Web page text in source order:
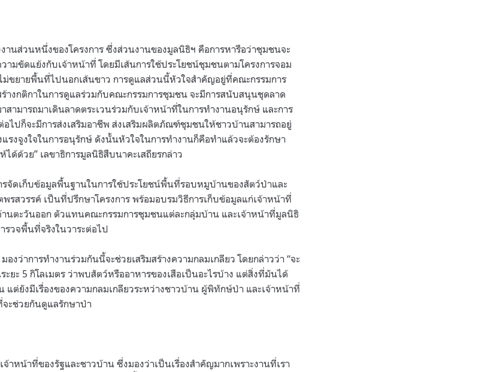
านส่วนหนึ่งของโครงการ ซึ่งส่วนงานของมูลนิธิฯ คือการหารือว่าชุมชนจะ
ามขัดแย้งกับเจ้าหน้าที่ โดยมีเส้นการใช้ประโยชน์ชุมชนตามโครงการจอม
ม่ขยายพื้นที่ไปนอกเส้นขาว การดูแลส่วนนี้หัวใจสำคัญอยู่ที่คณะกรรมการ
างกติกาในการดูแลร่วมกับคณะกรรมการชุมชน จะมีการสนับสนุนชุดลาด
าสามารถมาเดินลาดตระเวนร่วมกับเจ้าหน้าที่ในการทำงานอนุรักษ์ และการ
อไปก็จะมีการส่งเสริมอาชีพ ส่งเสริมผลิตภัณฑ์ชุมชนให้ชาวบ้านสามารถอยู่
แรงจูงใจในการอนุรักษ์ ดังนั้นหัวใจในการทำงานก็คือทำแล้วจะต้องรักษา
ด้วย” เลขาธิการมูลนิธิสืบนาคะเสถียรกล่าว
จัดเก็บข้อมูลพื้นฐานในการใช้ประโยชน์พื้นที่รอบหมูบ้านของสัตว์ป่าและ
รสวรรค์ เป็นที่ปรึกษาโครงการ พร้อมอบรมวิธีการเก็บข้อมูลแก่เจ้าหน้าที่
นตะวันออก ตัวแทนคณะกรรมการชุมชนแต่ละกลุ่มบ้าน และเจ้าหน้าที่มูลนิธิ
รวจพื้นที่จริงในวาระต่อไป
งว่าการทำงานร่วมกันนี้จะช่วยเสริมสร้างความกลมเกลียว โดยกล่าวว่า “จะ
ะยะ 5 กิโลเมตร ว่าพบสัตว์หรืออาหารของเสือเป็นอะไรบ้าง แต่สิ่งที่มันได้
แต่ยังมีเรื่องของความกลมเกลียวระหว่างชาวบ้าน ผู้พิทักษ์ป่า และเจ้าหน้าที่
ะช่วยกันดูแลรักษาป่า
าหน้าที่ของรัฐและชาวบ้าน ซึ่งมองว่าเป็นเรื่องสำคัญมากเพราะงานที่เรา